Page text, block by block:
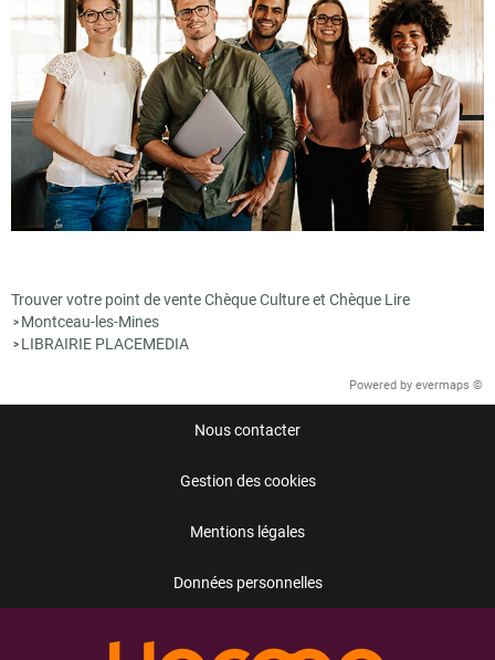
Trouver votre point de vente Chèque Culture et Chèque Lire
> Montceau-les-Mines
> LIBRAIRIE PLACEMEDIA
Powered by evermaps ©
Nous contacter
Gestion des cookies
Mentions légales
Données personnelles